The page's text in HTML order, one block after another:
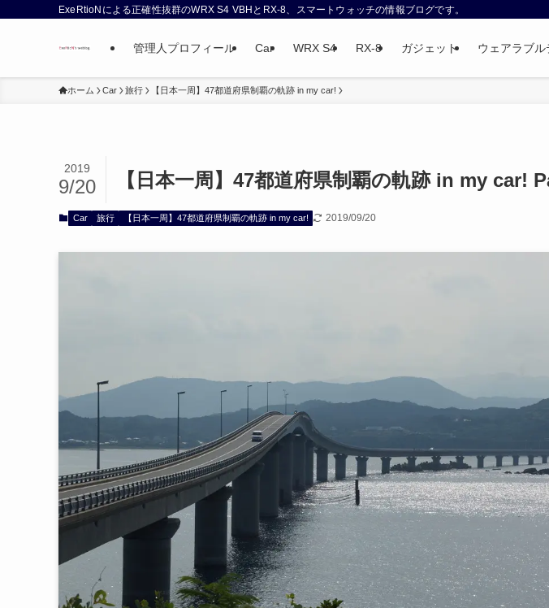
ExeRtioNによる正確性抜群のWRX S4 VBHとRX-8、スマートウォッチの情報ブログです。
管理人プロフィール Car WRX S4 RX-8 ガジェット ウェアラブル
ホーム Car 旅行 【日本一周】47都道府県制覇の軌跡 in my car!
【日本一周】47都道府県制覇の軌跡 in my car!
2019
9/20
Car 旅行 【日本一周】47都道府県制覇の軌跡 in my car! 2019/09/20